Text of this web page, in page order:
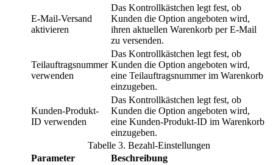
E-Mail-Versand
aktivieren
Das Kontrollkästchen legt fest, ob
Kunden die Option angeboten wird,
ihren aktuellen Warenkorb per E-Mail
zu versenden.
Teilauftragsnummer
verwenden
Das Kontrollkästchen legt fest, ob
Kunden die Option angeboten wird,
eine Teilauftragsnummer im Warenkorb
einzugeben.
Kunden-Produkt-
ID verwenden
Das Kontrollkästchen legt fest, ob
Kunden die Option angeboten wird,
eine Kunden-Produkt-ID im Warenkorb
einzugeben.
Tabelle3. Bezahl-Einstellungen
Parameter
Beschreibung